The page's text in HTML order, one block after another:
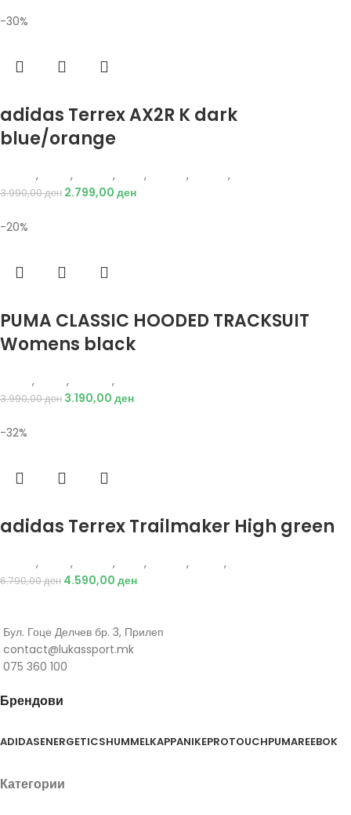
-30%
adidas Terrex AX2R K dark
blue/orange
, , , , , ,
3.990,00ден 2.799,00 ден
-20%
PUMA CLASSIC HOODED TRACKSUIT
Womens black
, , ,
3.990,00ден 3.190,00 ден
-32%
adidas Terrex Trailmaker High green
, , , , , ,
6.790,00ден 4.590,00 ден
Бул. Гоце Делчев бр. 3, Прилеп
contact@lukassport.mk
075 360 100
Брендови
ADIDASENERGETICSHUMMELKAPPANIKEPROTOUCHPUMAREEBOK
Категории